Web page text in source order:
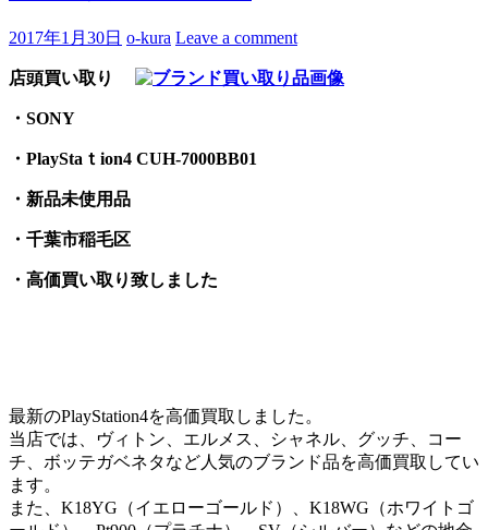
2017年1月30日 o-kura Leave a comment
店頭買い取り
・SONY
・PlayStaｔion4 CUH-7000BB01
・新品未使用品
・千葉市稲毛区
・高価買い取り致しました
最新のPlayStation4を高価買取しました。
当店では、ヴィトン、エルメス、シャネル、グッチ、コー
チ、ボッテガベネタなど人気のブランド品を高価買取してい
ます。
また、K18YG（イエローゴールド）、K18WG（ホワイトゴ